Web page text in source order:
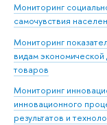
Мониторинг
самочувствия
Мониторинг
видам
товаров
Мониторинг
инновационного
результатов и